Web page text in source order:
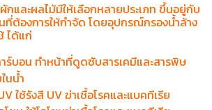
และผลไม้มีให้เลือกหลายประเภท ขึ้นอยู่กับ
ต้องการให้กำจัด โดยอุปกรณ์กรองน้ำล้าง
ได้แก่
ร์บอน ทำหน้าที่ดูดซับสารเคมีและสารพิษ
นน้ำ
ใช้รังสี UV ฆ่าเชื้อโรคและแบคทีเรีย